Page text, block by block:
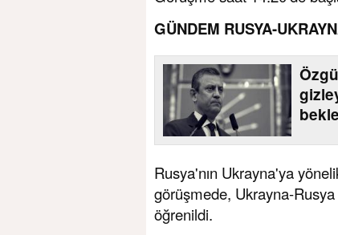
GÜNDEM RUSYA-
Rusya'nın Ukrayna'ya
görüşmede, Ukrayna-Rusya
öğrenildi.